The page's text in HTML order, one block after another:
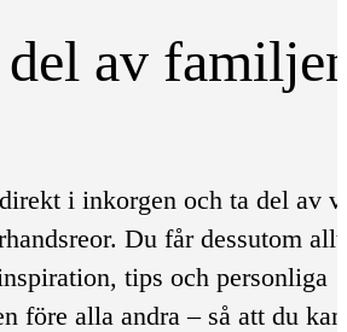
av
i inkorgen och ta del av
Du får dessutom
tips och personliga
före alla andra – så att du kan